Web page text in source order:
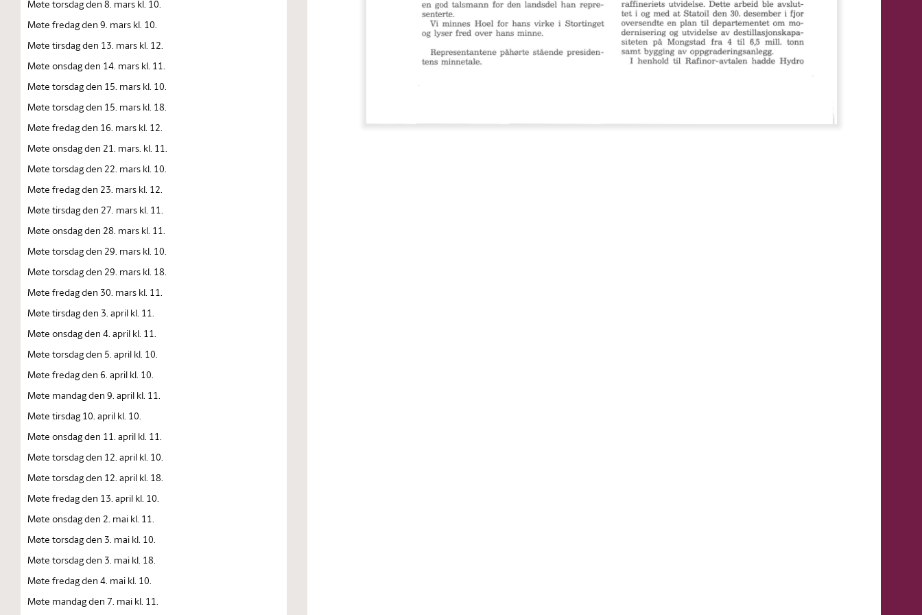
Møte torsdag den 8. mars kl. 10.
Møte fredag den 9. mars kl. 10.
Møte tirsdag den 13. mars kl. 12.
Møte onsdag den 14. mars kl. 11.
Møte torsdag den 15. mars kl. 10.
Møte torsdag den 15. mars kl. 18.
Møte fredag den 16. mars kl. 12.
Møte onsdag den 21. mars. kl. 11.
Møte torsdag den 22. mars kl. 10.
Møte fredag den 23. mars kl. 12.
Møte tirsdag den 27. mars kl. 11.
Møte onsdag den 28. mars kl. 11.
Møte torsdag den 29. mars kl. 10.
Møte torsdag den 29. mars kl. 18.
Møte fredag den 30. mars kl. 11.
Møte tirsdag den 3. april kl. 11.
Møte onsdag den 4. april kl. 11.
Møte torsdag den 5. april kl. 10.
Møte fredag den 6. april kl. 10.
Møte mandag den 9. april kl. 11.
Møte tirsdag 10. april kl. 10.
Møte onsdag den 11. april kl. 11.
Møte torsdag den 12. april kl. 10.
Møte torsdag den 12. april kl. 18.
Møte fredag den 13. april kl. 10.
Møte onsdag den 2. mai kl. 11.
Møte torsdag den 3. mai kl. 10.
Møte torsdag den 3. mai kl. 18.
Møte fredag den 4. mai kl. 10.
Møte mandag den 7. mai kl. 11.